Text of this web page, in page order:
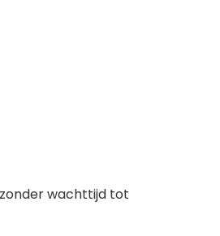
wachttijd tot